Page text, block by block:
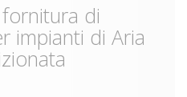
di
impianti di Aria